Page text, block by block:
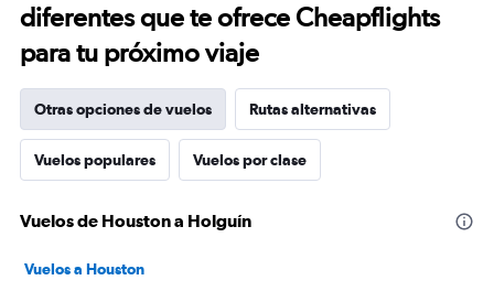
diferentes que te ofrece Cheapflights
para tu próximo viaje
Otras opciones de vuelos Rutas alternativas
Vuelos populares Vuelos por clase
Vuelos de Houston a Holguín
Vuelos a Houston